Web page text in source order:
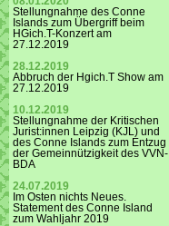
Stellungnahme des Conne
Islands zum Übergriff beim
HGich.T-Konzert am
27.12.2019
28.12.2019
Abbruch der Hgich.T Show am
27.12.2019
10.12.2019
Stellungnahme der Kritischen
Jurist:innen Leipzig (KJL) und
des Conne Islands zum Entzug
der Gemeinnützigkeit des VVN-
BDA
24.07.2019
Im Osten nichts Neues.
Statement des Conne Island
zum Wahljahr 2019